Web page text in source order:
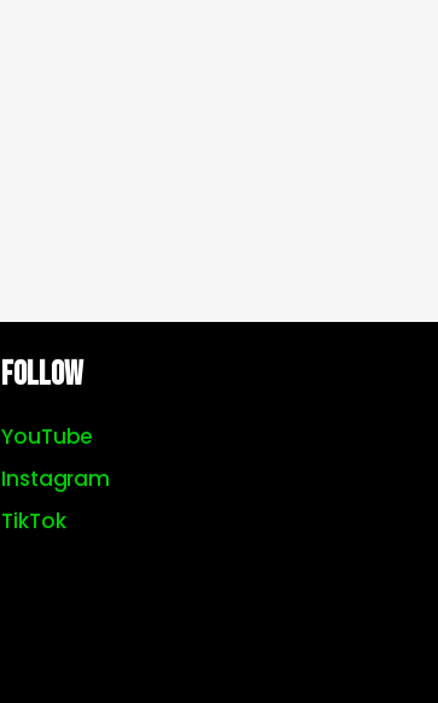
Follow
YouTube
Instagram
TikTok